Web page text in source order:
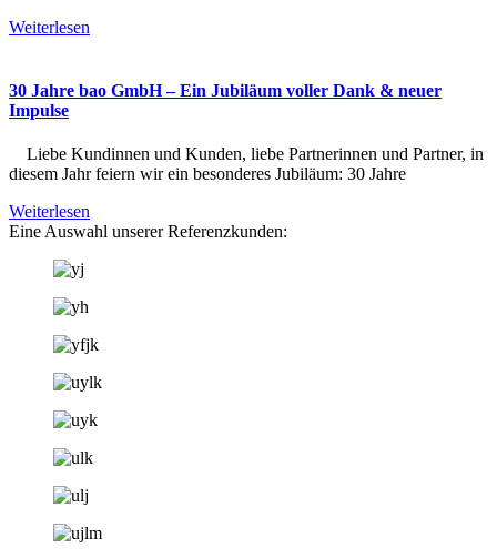
Weiterlesen
30 Jahre bao GmbH – Ein Jubiläum voller Dank & neuer
Impulse
Liebe Kundinnen und Kunden, liebe Partnerinnen und Partner, in
diesem Jahr feiern wir ein besonderes Jubiläum: 30 Jahre
Weiterlesen
Eine Auswahl unserer Referenzkunden: